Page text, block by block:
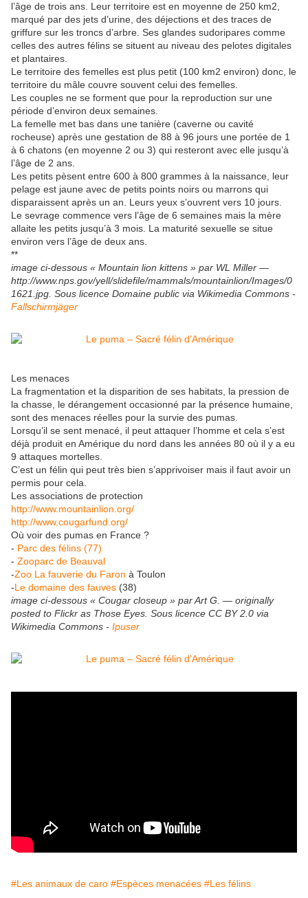
l’âge de trois ans. Leur territoire est en moyenne de 250 km2,
marqué par des jets d’urine, des déjections et des traces de
griffure sur les troncs d’arbre. Ses glandes sudoripares comme
celles des autres félins se situent au niveau des pelotes digitales
et plantaires.
Le territoire des femelles est plus petit (100 km2 environ) donc, le
territoire du mâle couvre souvent celui des femelles.
Les couples ne se forment que pour la reproduction sur une
période d’environ deux semaines.
La femelle met bas dans une tanière (caverne ou cavité
rocheuse) après une gestation de 88 à 96 jours une portée de 1
à 6 chatons (en moyenne 2 ou 3) qui resteront avec elle jusqu’à
l’âge de 2 ans.
Les petits pèsent entre 600 à 800 grammes à la naissance, leur
pelage est jaune avec de petits points noirs ou marrons qui
disparaissent après un an. Leurs yeux s’ouvrent vers 10 jours.
Le sevrage commence vers l’âge de 6 semaines mais la mère
allaite les petits jusqu’à 3 mois. La maturité sexuelle se situe
environ vers l’âge de deux ans.
**
image ci-dessous « Mountain lion kittens » par WL Miller —
http://www.nps.gov/yell/slidefile/mammals/mountainlion/Images/0
1621.jpg. Sous licence Domaine public via Wikimedia Commons -
Fallschirmjäger
Les menaces
La fragmentation et la disparition de ses habitats, la pression de
la chasse, le dérangement occasionné par la présence humaine,
sont des menaces réelles pour la survie des pumas.
Lorsqu’il se sent menacé, il peut attaquer l’homme et cela s’est
déjà produit en Amérique du nord dans les années 80 où il y a eu
9 attaques mortelles.
C’est un félin qui peut très bien s’apprivoiser mais il faut avoir un
permis pour cela.
Les associations de protection
http://www.mountainlion.org/
http://www.cougarfund.org/
Où voir des pumas en France ?
- Parc des félins (77)
- Zooparc de Beauval
-Zoo La fauverie du Faron à Toulon
-Le domaine des fauves (38)
image ci-dessous « Cougar closeup » par Art G. — originally
posted to Flickr as Those Eyes. Sous licence CC BY 2.0 via
Wikimedia Commons - Ipuser
#Les animaux de caro #Espèces menacées #Les félins